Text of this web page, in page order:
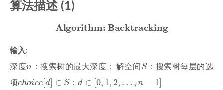
算法描述 (1)
Algorithm: Backtracking
输入:
深度n ：搜索树的最大深度； 解空间 S
S：搜索树每层的选
项choice[d ] ∈ S
h o e [d ]∈S； d ∈ [0 , 1 ,2, …, n −
d ∈ [0 1 2,